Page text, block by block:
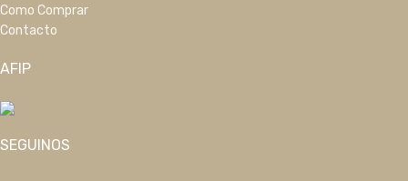
Como Comprar
Contacto
AFIP
SEGUINOS